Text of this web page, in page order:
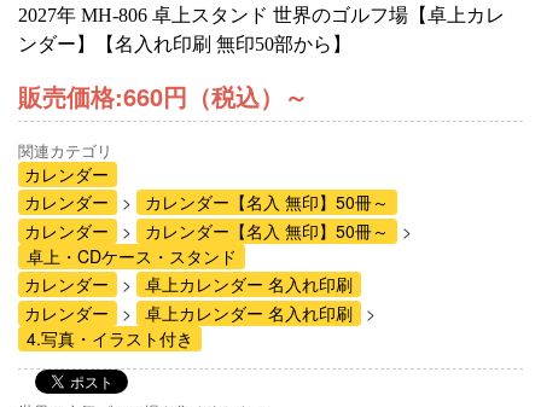
2027年 MH-806 卓上スタンド 世界のゴルフ場【卓上カレ
ンダー】【名入れ印刷 無印50部から】
販売価格:660円（税込） ～
関連カテゴリ
カレンダー
カレンダー
カレンダー【名入 無印】50冊～
カレンダー
カレンダー【名入 無印】50冊～
卓上・CDケース・スタンド
カレンダー
卓上カレンダー 名入れ印刷
カレンダー
卓上カレンダー 名入れ印刷
4.写真・イラスト付き